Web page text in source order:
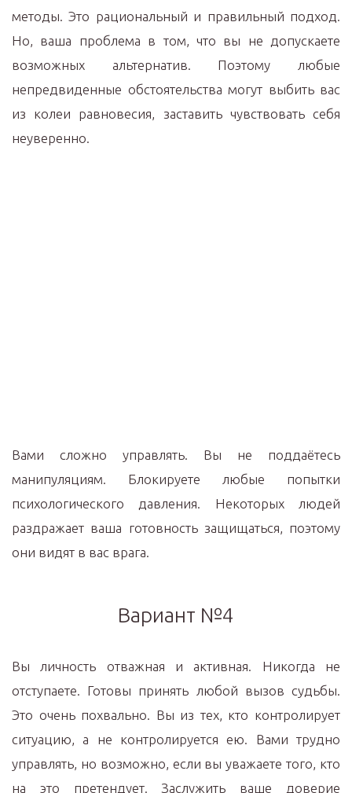
методы. Это рациональный и правильный подход.
Но, ваша проблема в том, что вы не допускаете
возможных альтернатив. Поэтому любые
непредвиденные обстоятельства могут выбить вас
из колеи равновесия, заставить чувствовать себя
неуверенно.
Вами сложно управлять. Вы не поддаётесь
манипуляциям. Блокируете любые попытки
психологического давления. Некоторых людей
раздражает ваша готовность защищаться, поэтому
они видят в вас врага.
Вариант №4
Вы личность отважная и активная. Никогда не
отступаете. Готовы принять любой вызов судьбы.
Это очень похвально. Вы из тех, кто контролирует
ситуацию, а не контролируется ею. Вами трудно
управлять, но возможно, если вы уважаете того, кто
на это претендует. Заслужить ваше доверие